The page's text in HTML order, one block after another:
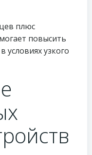
плюс
повысить
условиях узкого